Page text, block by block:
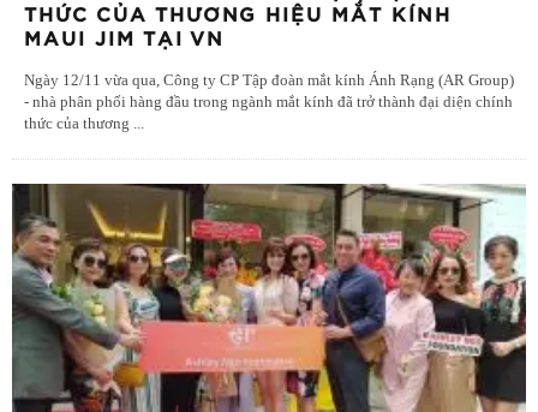
THỨC CỦA THƯƠNG HIỆU MẮT KÍNH
MAUI JIM TẠI VN
Ngày 12/11 vừa qua, Công ty CP Tập đoàn mắt kính Ánh Rạng (AR Group)
- nhà phân phối hàng đầu trong ngành mắt kính đã trở thành đại diện chính
thức của thương ...